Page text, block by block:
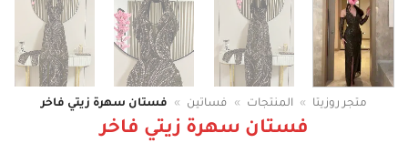
متجر روزيتا » المنتجات » فساتين » فستان سهرة زيتي فاخر
فستان سهرة زيتي فاخر